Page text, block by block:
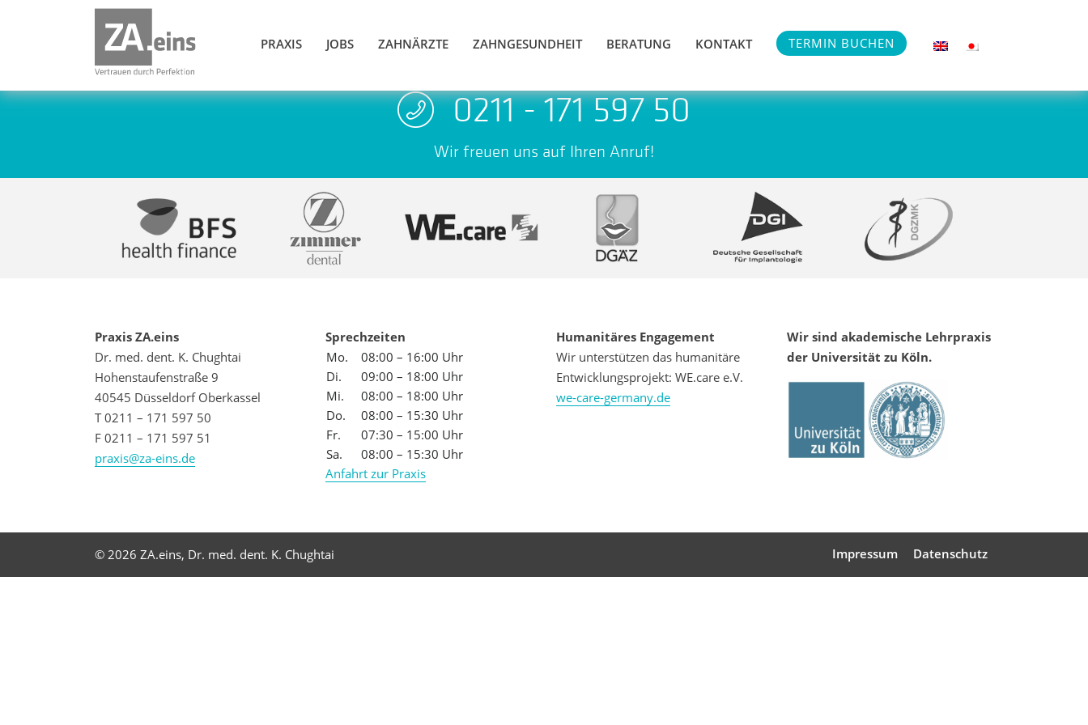
PRAXIS JOBS ZAHNÄRZTE ZAHNGESUNDHEIT BERATUNG KONTAKT TERMIN BUCHEN
0211 - 171 597 50
Wir freuen uns auf Ihren Anruf!
Praxis ZA.eins
Dr. med. dent. K. Chughtai
Hohenstaufenstraße 9
40545 Düsseldorf Oberkassel
T 0211 – 171 597 50
F 0211 – 171 597 51
praxis@za-eins.de
Sprechzeiten
Mo.
08:00 – 16:00 Uhr
Di.
09:00 – 18:00 Uhr
Mi.
08:00 – 18:00 Uhr
Do.
08:00 – 15:30 Uhr
Fr.
07:30 – 15:00 Uhr
Sa.
08:00 – 15:30 Uhr
Anfahrt zur Praxis
Humanitäres Engagement
Wir unterstützen das humanitäre
Entwicklungsprojekt: WE.care e.V.
we-care-germany.de
Wir sind akademische Lehrpraxis
der Universität zu Köln.
© 2026 ZA.eins, Dr. med. dent. K. Chughtai Impressum Datenschutz